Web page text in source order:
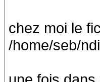
chez moi le
/home/seb/